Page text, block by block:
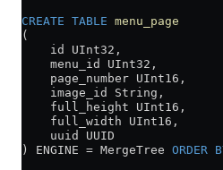
CREATE TABLE menu_page
(
    id UInt32,
    menu_id UInt32,
    page_number UInt16,
    image_id String,
    full_height UInt16,
    full_width UInt16,
    uuid UUID
) ENGINE = MergeTree ORDER